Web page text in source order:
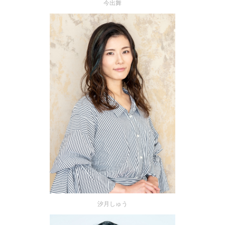
今出舞
汐月しゅう